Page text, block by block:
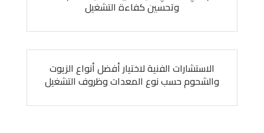
وتحسين كفاءة التشغيل
الاستشارات الفنية لاختيار أفضل أنواع الزيوت
والشحوم حسب نوع المعدات وظروف التشغيل